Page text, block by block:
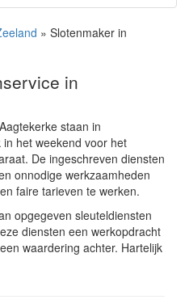
» Slotenmaker in
in
staan in
het weekend voor het
De ingeschreven diensten
onnodige werkzaamheden
faire tarieven te werken.
opgegeven sleuteldiensten
diensten een werkopdracht
waardering achter. Hartelijk